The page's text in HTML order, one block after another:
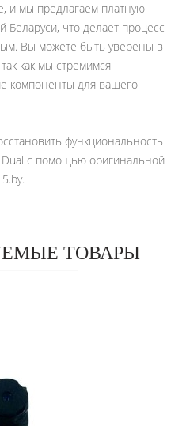
и мы предлагаем платную
Беларуси, что делает процесс
Вы можете быть уверены в
как мы стремимся
компоненты для вашего
функциональность
Dual с помощью оригинальной
ТОВАРЫ